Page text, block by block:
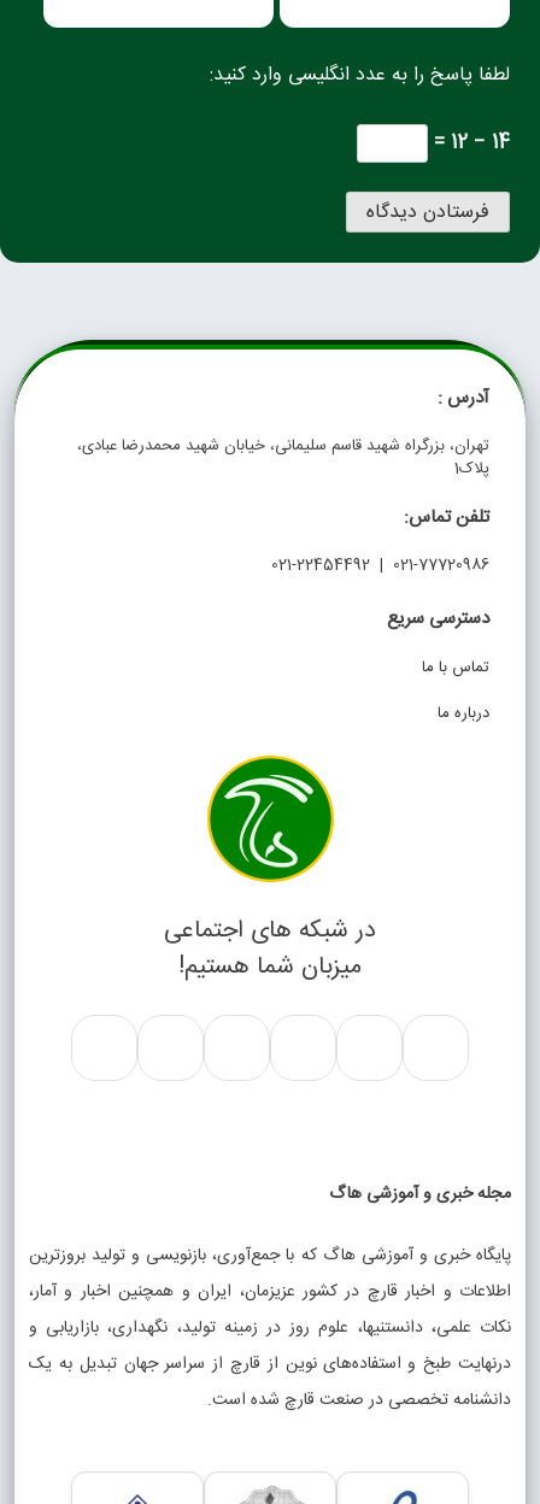
لطفا پاسخ را به عدد انگلیسی وارد کنید:
14 − 12 =
آدرس :
تهران، بزرگراه شهید قاسم سلیمانی، خیابان شهید محمدرضا عبادی،
پلاک1
تلفن تماس:
021-77720986 | 021-22454492
دسترسی سریع
تماس با ما
درباره ما
در شبکه های اجتماعی
میزبان شما هستیم!
مجله خبری و آموزشی هاگ
پایگاه خبری و آموزشی هاگ که با جمع‌آوری، بازنویسی و تولید بروزترین
اطلاعات و اخبار قارچ در کشور عزیزمان، ایران و همچنین اخبار و آمار،
نکات علمی، دانستنیها، علوم روز در زمینه تولید، نگهداری، بازاریابی و
درنهایت طبخ و استفاده‌های نوین از قارچ از سراسر جهان تبدیل به یک
دانشنامه تخصصی در صنعت قارچ شده است.